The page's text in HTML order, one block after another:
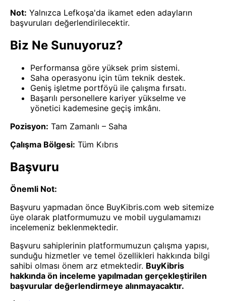
Not: Yalnızca Lefkoşa'da ikamet eden adayların
başvuruları değerlendirilecektir.
Biz Ne Sunuyoruz?
Performansa göre yüksek prim sistemi.
Saha operasyonu için tüm teknik destek.
Geniş işletme portföyü ile çalışma fırsatı.
Başarılı personellere kariyer yükselme ve
yönetici kademesine geçiş imkânı.
Pozisyon: Tam Zamanlı – Saha
Çalışma Bölgesi: Tüm Kıbrıs
Başvuru
Önemli Not:
Başvuru yapmadan önce BuyKibris.com web sitemize
üye olarak platformumuzu ve mobil uygulamamızı
incelemeniz beklenmektedir.
Başvuru sahiplerinin platformumuzun çalışma yapısı,
sunduğu hizmetler ve temel özellikleri hakkında bilgi
sahibi olması önem arz etmektedir. BuyKibris
hakkında ön inceleme yapılmadan gerçekleştirilen
başvurular değerlendirmeye alınmayacaktır.